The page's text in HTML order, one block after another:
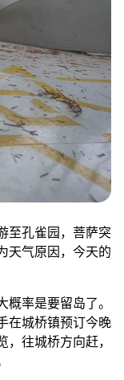
至孔雀园，菩萨突
天气原因，今天的
概率是要留岛了。
在城桥镇预订今晚